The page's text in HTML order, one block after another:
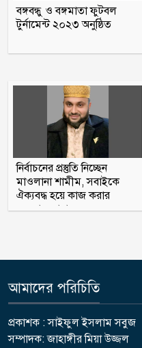
তনু
বঙ্গবন্ধু ও বঙ্গমাতা ফুটবল
টুর্নামেন্ট ২০২৩ অনুষ্ঠিত
নির্বাচনের প্রস্তুতি নিচ্ছেন
মাওলানা শামীম, সবাইকে
ঐক্যবদ্ধ হয়ে কাজ করার
অহব্বান জানান
আমাদের পরিচিতি
প্রকাশক : সাইফুল ইসলাম সবুজ
সম্পাদক: জাহাঙ্গীর মিয়া উজ্জল